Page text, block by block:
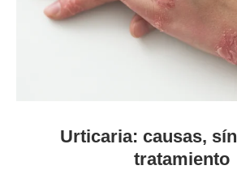
Urticaria: causas,
tratamiento